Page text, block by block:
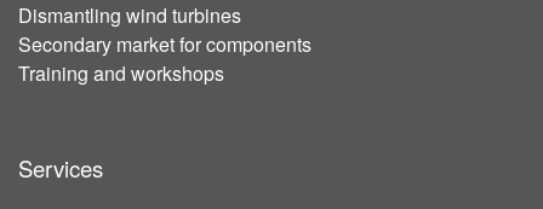
Dismantling wind turbines
Secondary market for components
Training and workshops
Services